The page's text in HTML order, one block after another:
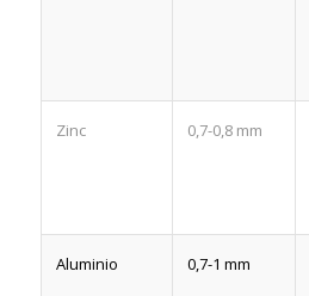
Zinc 0,7-0,8 mm
Aluminio 0,7-1 mm